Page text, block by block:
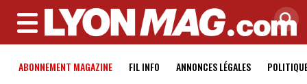
MENU
ABONNEMENT MAGAZINE FIL INFO ANNONCES LÉGALES